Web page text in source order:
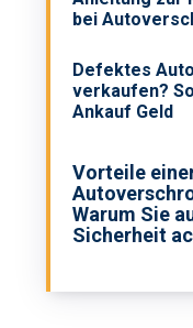
bei
Defektes
verkaufen?
Ankauf Geld
Vorteile
Warum Sie
Sicherheit